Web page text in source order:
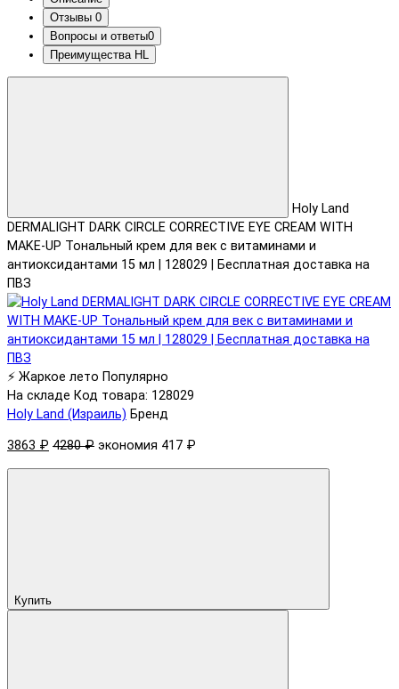
Отзывы 0
Вопросы и ответы0
Преимущества HL
Holy Land
DERMALIGHT DARK CIRCLE CORRECTIVE EYE CREAM WITH
MAKE-UP Тональный крем для век с витаминами и
антиоксидантами 15 мл | 128029 | Бесплатная доставка на
ПВЗ
⚡ Жаркое лето Популярно
На складе Код товара: 128029
Holy Land (Израиль) Бренд
3863 ₽ 4280 ₽ экономия 417 ₽
Купить